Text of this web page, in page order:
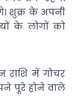
शुक्र के अपनी
के लोगों को
में गोचर
पूरे होने वाले